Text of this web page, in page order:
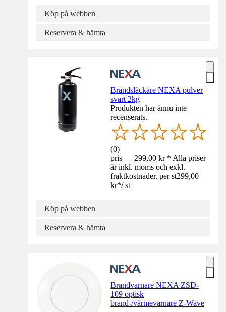
Köp på webben
Reservera & hämta
Brandsläckare NEXA pulver
svart 2kg
Produkten har ännu inte
recenserats.
(0)
pris — 299,00 kr * Alla priser
är inkl. moms och exkl.
fraktkostnader. per st299,00
kr*/ st
Köp på webben
Reservera & hämta
Brandvarnare NEXA ZSD-
109 optisk
brand-/värmevarnare Z-Wave